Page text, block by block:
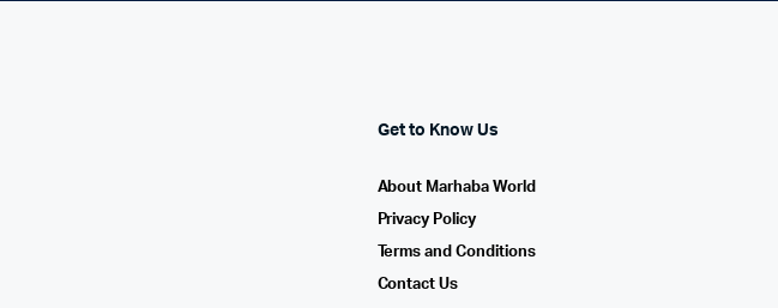
Get to Know Us
About Marhaba World
Privacy Policy
Terms and Conditions
Contact Us